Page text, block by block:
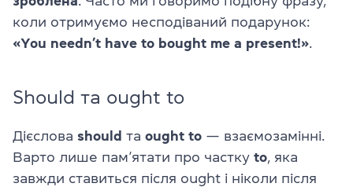
коли отримуємо несподіваний подарунок:
«You needn’t have to bought me a present!».
Should та ought to
Дієслова should та ought to — взаємозамінні.
Варто лише пам’ятати про частку to, яка
завжди ставиться після ought і ніколи після